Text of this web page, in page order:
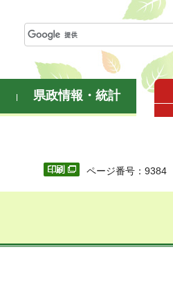
県政情報・統計
ページ番号：9384